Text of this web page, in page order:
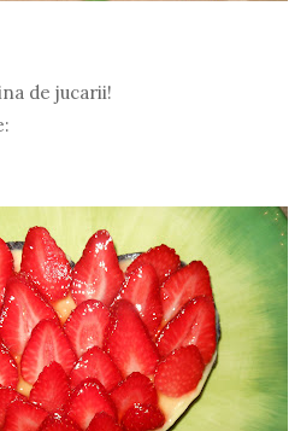
de jucarii!